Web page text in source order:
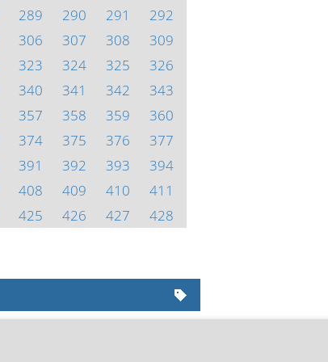
289 290 291
292
306 307 308
309
323 324 325
326
340 341 342
343
357 358 359
360
374 375 376
377
391 392 393
394
408 409 410
411
425 426 427
428